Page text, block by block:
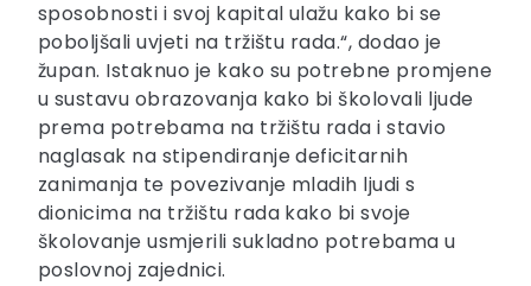
sposobnosti i svoj kapital ulažu kako bi se
poboljšali uvjeti na tržištu rada.“, dodao je
župan. Istaknuo je kako su potrebne promjene
u sustavu obrazovanja kako bi školovali ljude
prema potrebama na tržištu rada i stavio
naglasak na stipendiranje deficitarnih
zanimanja te povezivanje mladih ljudi s
dionicima na tržištu rada kako bi svoje
školovanje usmjerili sukladno potrebama u
poslovnoj zajednici.